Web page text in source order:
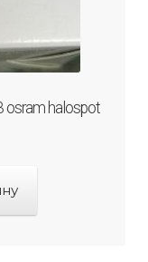
osram halospot